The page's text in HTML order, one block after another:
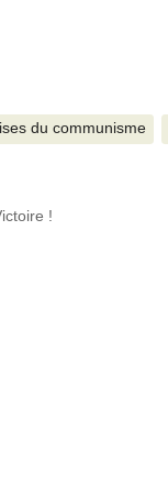
du communisme
!